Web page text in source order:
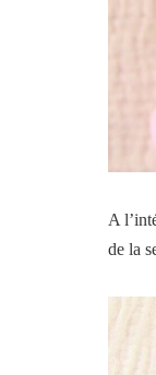
A
de la